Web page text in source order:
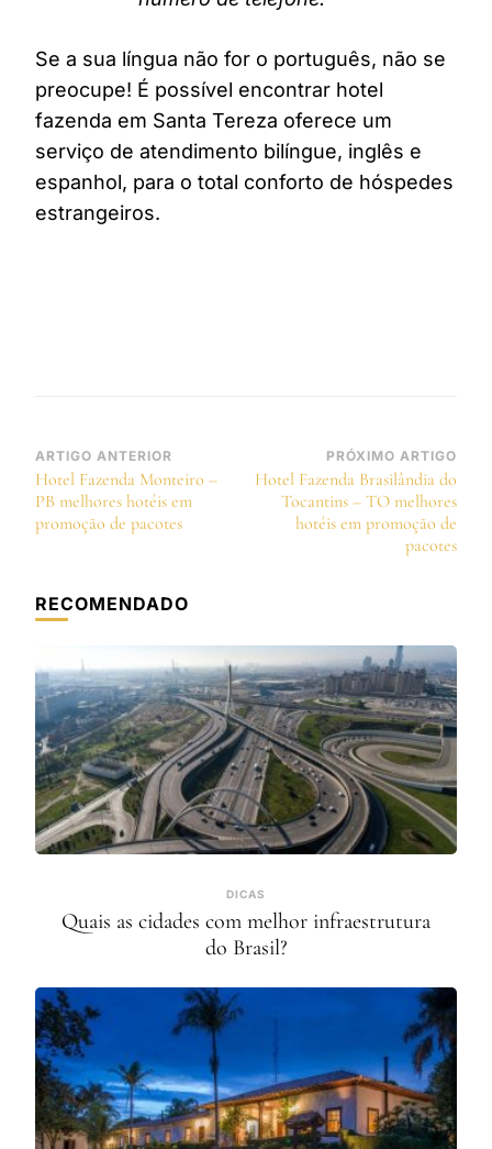
Se a sua língua não for o português, não se
preocupe! É possível encontrar hotel
fazenda em Santa Tereza oferece um
serviço de atendimento bilíngue, inglês e
espanhol, para o total conforto de hóspedes
estrangeiros.
Navegação
de
post
ARTIGO ANTERIOR
Hotel Fazenda Monteiro –
PB melhores hotéis em
promoção de pacotes
PRÓXIMO ARTIGO
Hotel Fazenda Brasilândia do
Tocantins – TO melhores
hotéis em promoção de
pacotes
RECOMENDADO
DICAS
Quais as cidades com melhor infraestrutura
do Brasil?